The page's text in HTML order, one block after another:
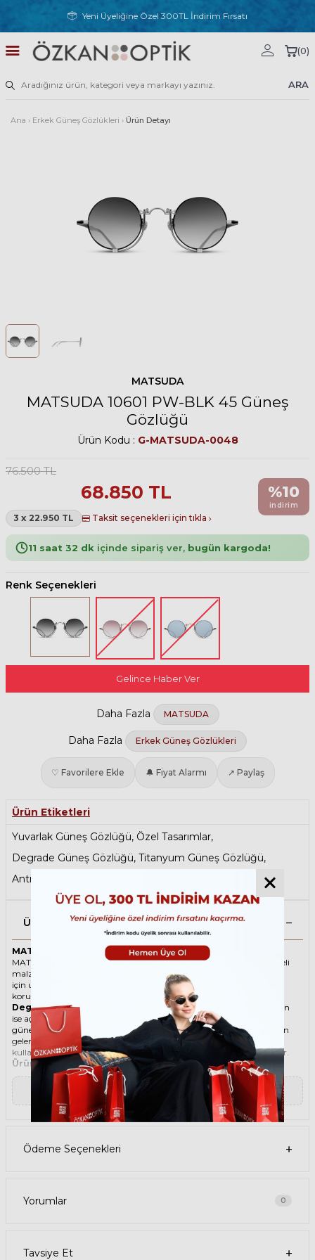
Yeni Üyeliğine Özel 300TL İndirim Fırsatı
ARA
(0)
Ana › Erkek Güneş Gözlükleri › Ürün Detayı
MATSUDA
MATSUDA 10601 PW-BLK 45 Güneş
Gözlüğü
Ürün Kodu : G-MATSUDA-0048
76.500TL
68.850 TL
3 x 22.950 TL Taksit seçenekleri için tıkla
%10
indirim
11 saat 32 dk içinde sipariş ver, bugün kargoda!
Renk Seçenekleri
Gelince Haber Ver
Daha Fazla MATSUDA
Daha Fazla Erkek Güneş Gözlükleri
♡ Favorilere Ekle 🔔 Fiyat Alarmı ↗ Paylaş
Ürün Etiketleri
Yuvarlak Güneş Gözlüğü, Özel Tasarımlar,
Degrade Güneş Gözlüğü, Titanyum Güneş Gözlüğü,
Antrefleli Güneş Gözlüğü
Ürün Açıklaması
MATSUDA 10601 PW-BLK 45 Gümüş Unisex Güneş Gözlüğü
MATSUDA ikonik Yuvarlak Titanyum güneş gözlüğü, tarzı ve kaliteli
malzemesi ile göz alıcı bir aksesuar. Hem erkekler hem de kadınlar
için uygun olan bu güneş gözlüğü, güneşin zararlı ışınlarından
korunmanızı sağlarken, stilinizi de yansıtır.
Degradeli güneş gözlüğü
, camın üst kısmının koyu, alt kısmının
ise açık renkli olduğu bir güneş gözlüğü türüdür. Bu sayede, hem
güneş ışınlarının yüzünüze çarpmasını engeller hem de alt kısımdan
gelen ışığı daha net görmenizi sağlar. Degradeli güneş gözlüğü
kullanmak, hem görüş kalitenizi artırır hem de göz sağlığınızı korur.
Ürün Faydaları
• MATSUDA 10601 PW-BLK 45 Gümüş Unisex güneş gözlüğü,
yüksek kaliteli Titanyum çerçeveye ve Organik lense sahiptir. Bu
malzemeler, güneş gözlüğünüzün uzun ömürlü, dayanıklı ve
konforlu olmasını sağlar.
• MATSUDA 10601 PW-BLK 45 Unisex Gümüş güneş gözlüğü, %100
ışınlarından korur ve göz sağlığınızı korur. Yeşil cam rengi, ışığı
dengeli bir şekilde filtreler ve her ortamda rahat bir görüş sağlar.
• Gözlük temizleme spreyi
kullanabilirsiniz. Güneş gözlüğünüzü, yüz şeklinize uygun bir
▼ Devamını Oku
Ödeme Seçenekleri
Yorumlar 0
Tavsiye Et